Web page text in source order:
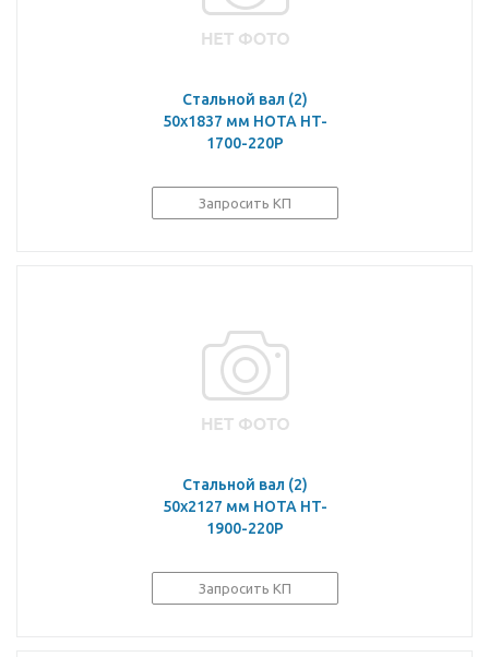
Стальной вал (2)
50х1837 мм HOTA HT-
1700-220P
Запросить КП
Стальной вал (2)
50х2127 мм HOTA HT-
1900-220P
Запросить КП